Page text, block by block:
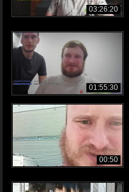
03:26:20
01:55:30
00:50